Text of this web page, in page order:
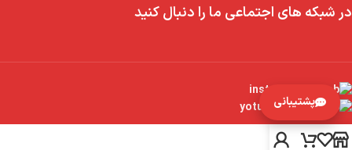
در شبکه های اجتماعی ما را دنبال کنید
پشتیبانی